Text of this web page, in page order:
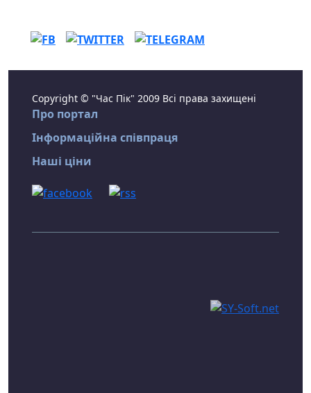
Copyright © "Час Пік" 2009 Всі права захищені
Про портал
Інформаційна співпраця
Наші ціни